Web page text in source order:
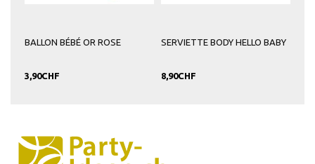
BALLON BÉBÉ OR ROSE
3,90CHF
SERVIETTE BODY HELLO BABY
8,90CHF